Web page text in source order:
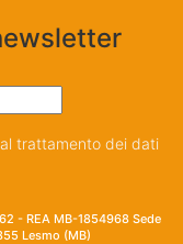
trattamento dei dati
- REA MB-1854968 Sede
Lesmo (MB)